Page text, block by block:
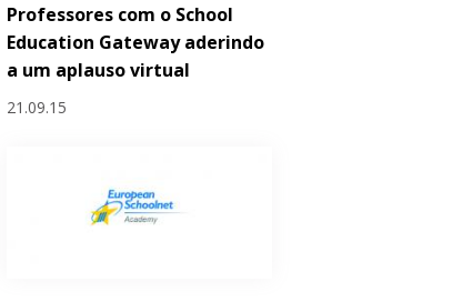
Professores com o School
Education Gateway aderindo
a um aplauso virtual
21.09.15